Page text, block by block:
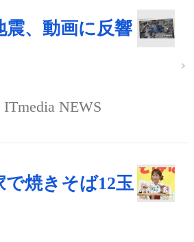
震、動画に反響
ITmedia NEWS
で焼きそば12玉